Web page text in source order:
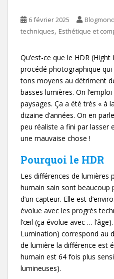
6 février 2025
techniques, Esthétique et
Qu’est-ce que le HDR (Hight
procédé photographique
tons moyens au détriment
basses lumières. On
paysages. Ça a été très « à
dizaine d’années. On en
peu réaliste a fini par lasser
une mauvaise chose !
Pourquoi le HDR
Les différences de lumières
humain sain sont beaucoup
d’un capteur. Elle est
évolue avec les progrès
l’œil (ça évolue avec …
Lumination) correspond au
de lumière la différence est
humain est 64 fois plus
lumineuses).